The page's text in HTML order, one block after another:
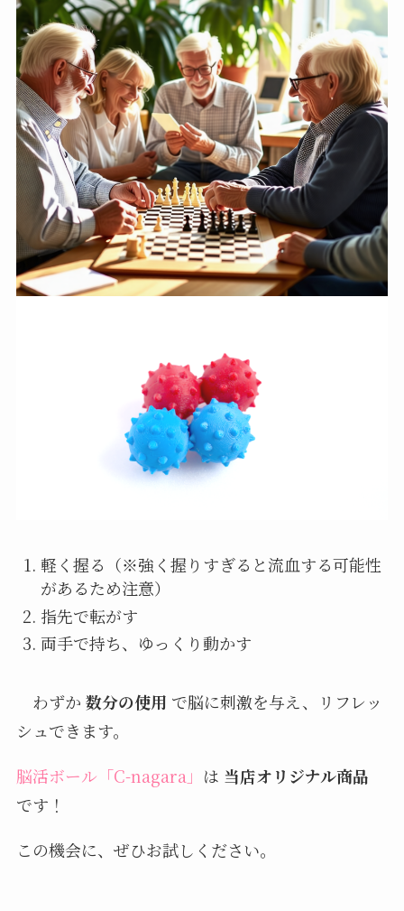
軽く握る（※強く握りすぎると流血する可能性
があるため注意）
指先で転がす
両手で持ち、ゆっくり動かす
わずか 数分の使用 で脳に刺激を与え、リフレッ
シュできます。
脳活ボール「C-nagara」 は 当店オリジナル商品
です！
この機会に、ぜひお試しください。